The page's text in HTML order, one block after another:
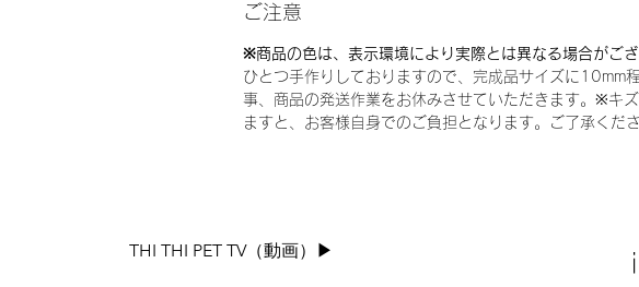
ご注意
※商品の色は、表示環境により実際とは異なる場合がござ
ひとつ手作りしておりますので、完成品サイズに10mm
事、商品の発送作業をお休みさせていただきます。※キ
ますと、お客様自身でのご負担となります。ご了承くださ
THI THI PET TV（動画）▶︎